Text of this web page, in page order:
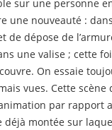
sur une personne
une nouveauté :
de dépose de
une valise ; cette
On essaie
vues. Cette
par rapport
déjà montée sur